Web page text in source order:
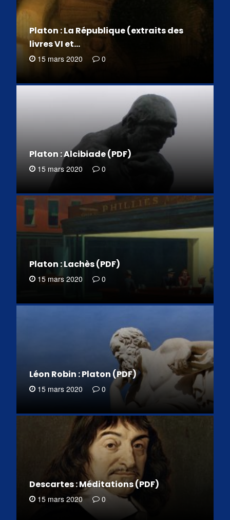
Platon : La République (extraits des
livres VI et…
15 mars 2020 0
Platon : Alcibiade (PDF)
15 mars 2020 0
Platon : Lachès (PDF)
15 mars 2020 0
Léon Robin : Platon (PDF)
15 mars 2020 0
Descartes : Méditations (PDF)
15 mars 2020 0